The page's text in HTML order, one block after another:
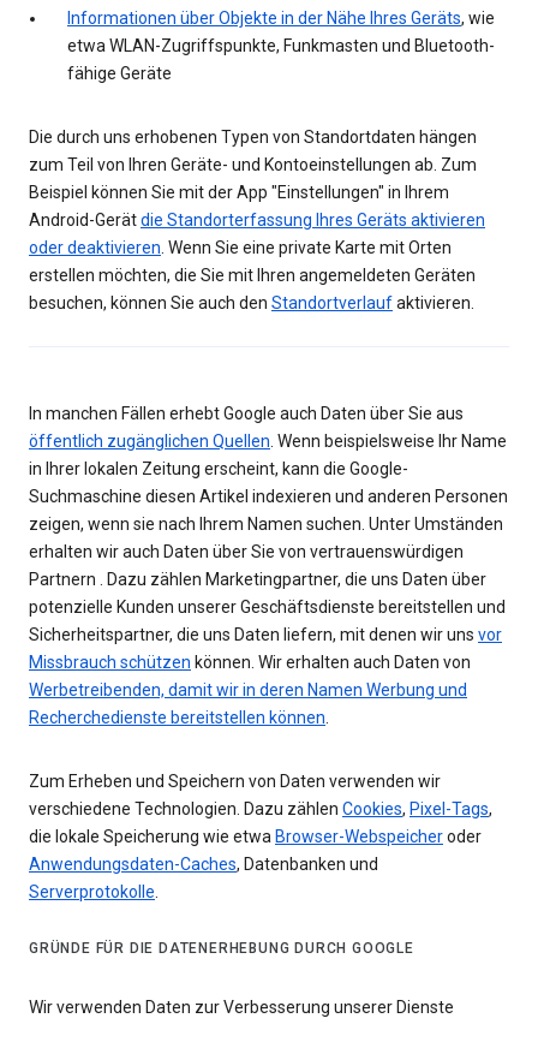
Informationen über Objekte in der Nähe Ihres Geräts, wie
etwa WLAN-Zugriffspunkte, Funkmasten und Bluetooth-
fähige Geräte
Die durch uns erhobenen Typen von Standortdaten hängen
zum Teil von Ihren Geräte- und Kontoeinstellungen ab. Zum
Beispiel können Sie mit der App "Einstellungen" in Ihrem
Android-Gerätdie Standorterfassung Ihres Geräts aktivieren
oder deaktivieren. Wenn Sie eine private Karte mit Orten
erstellen möchten, die Sie mit Ihren angemeldeten Geräten
besuchen, können Sie auch den Standortverlaufaktivieren.
In manchen Fällen erhebt Google auch Daten über Sie aus
öffentlich zugänglichen Quellen. Wenn beispielsweise Ihr Name
in Ihrer lokalen Zeitung erscheint, kann die Google-
Suchmaschine diesen Artikel indexieren und anderen Personen
zeigen, wenn sie nach Ihrem Namen suchen. Unter Umständen
erhalten wir auch Daten über Sie von vertrauenswürdigen
Partnern . Dazu zählen Marketingpartner, die uns Daten über
potenzielle Kunden unserer Geschäftsdienste bereitstellen und
Sicherheitspartner, die uns Daten liefern, mit denen wir uns vor
Missbrauch schützen können. Wir erhalten auch Daten von
Werbetreibenden, damit wir in deren Namen Werbung und
Recherchedienste bereitstellen können.
Zum Erheben und Speichern von Daten verwenden wir
verschiedene Technologien. Dazu zählen Cookies, Pixel-Tags,
die lokale Speicherung wie etwa Browser-Webspeicheroder
Anwendungsdaten-Caches, Datenbanken und
Serverprotokolle.
GRÜNDE FÜR DIE DATENERHEBUNG DURCH GOOGLE
Wir verwenden Daten zur Verbesserung unserer Dienste